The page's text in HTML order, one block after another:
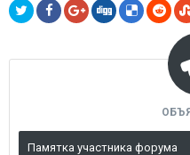
Памятка участника форума